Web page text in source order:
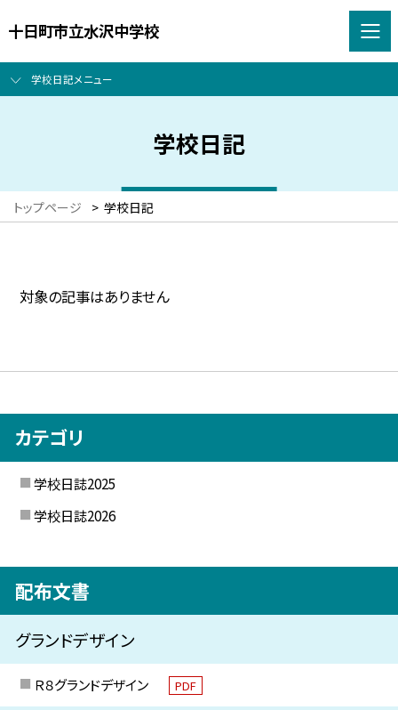
十日町市立水沢中学校
学校日記メニュー
学校日記
トップページ > 学校日記
対象の記事はありません
カテゴリ
学校日誌2025
学校日誌2026
配布文書
グランドデザイン
Ｒ８グランドデザイン PDF